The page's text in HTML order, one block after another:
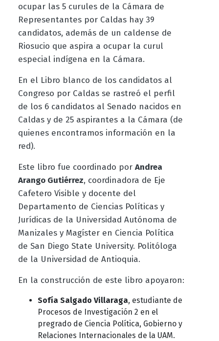
ocupar las 5 curules de la Cámara de
Representantes por Caldas hay 39
candidatos, además de un caldense de
Riosucio que aspira a ocupar la curul
especial indígena en la Cámara.
En el Libro blanco de los candidatos al
Congreso por Caldas se rastreó el perfil
de los 6 candidatos al Senado nacidos en
Caldas y de 25 aspirantes a la Cámara (de
quienes encontramos información en la
red).
Este libro fue coordinado por Andrea
Arango Gutiérrez, coordinadora de Eje
Cafetero Visible y docente del
Departamento de Ciencias Políticas y
Jurídicas de la Universidad Autónoma de
Manizales y Magíster en Ciencia Política
de San Diego State University. Politóloga
de la Universidad de Antioquia.
En la construcción de este libro apoyaron:
Sofía Salgado Villaraga, estudiante de
Procesos de Investigación 2 en el
pregrado de Ciencia Política, Gobierno y
Relaciones Internacionales de la UAM.